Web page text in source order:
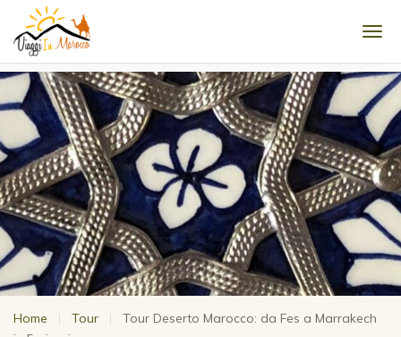
Home | Tour |
Tour Deserto Marocco: da Fes a Marrakech